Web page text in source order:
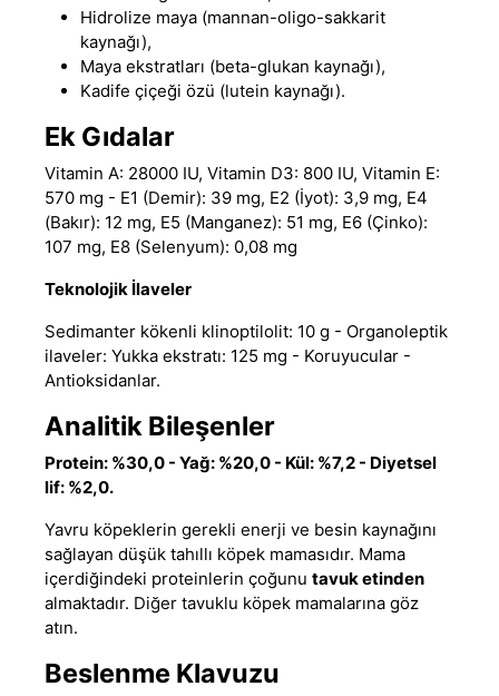
Hidrolize maya (mannan-oligo-sakkarit
kaynağı),
Maya ekstratları (beta-glukan kaynağı),
Kadife çiçeği özü (lutein kaynağı).
Ek Gıdalar
Vitamin A: 28000 IU, Vitamin D3: 800 IU, Vitamin E:
570 mg - E1 (Demir): 39 mg, E2 (İyot): 3,9 mg, E4
(Bakır): 12 mg, E5 (Manganez): 51 mg, E6 (Çinko):
107 mg, E8 (Selenyum): 0,08 mg
Teknolojik İlaveler
Sedimanter kökenli klinoptilolit: 10 g - Organoleptik
ilaveler: Yukka ekstratı: 125 mg - Koruyucular -
Antioksidanlar.
Analitik Bileşenler
Protein: %30,0 - Yağ: %20,0 - Kül: %7,2 - Diyetsel
lif: %2,0.
Yavru köpeklerin gerekli enerji ve besin kaynağını
sağlayan düşük tahıllı köpek mamasıdır. Mama
içerdiğindeki proteinlerin çoğunu tavuk etinden
almaktadır. Diğer tavuklu köpek mamalarına göz
atın.
Beslenme Klavuzu